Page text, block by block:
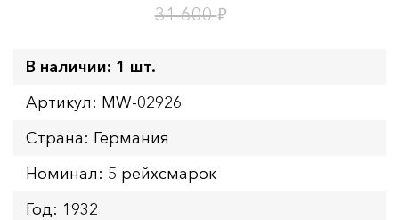
31 600₽
В наличии: 1 шт.
Артикул: MW-02926
Страна: Германия
Номинал: 5 рейхсмарок
Год: 1932